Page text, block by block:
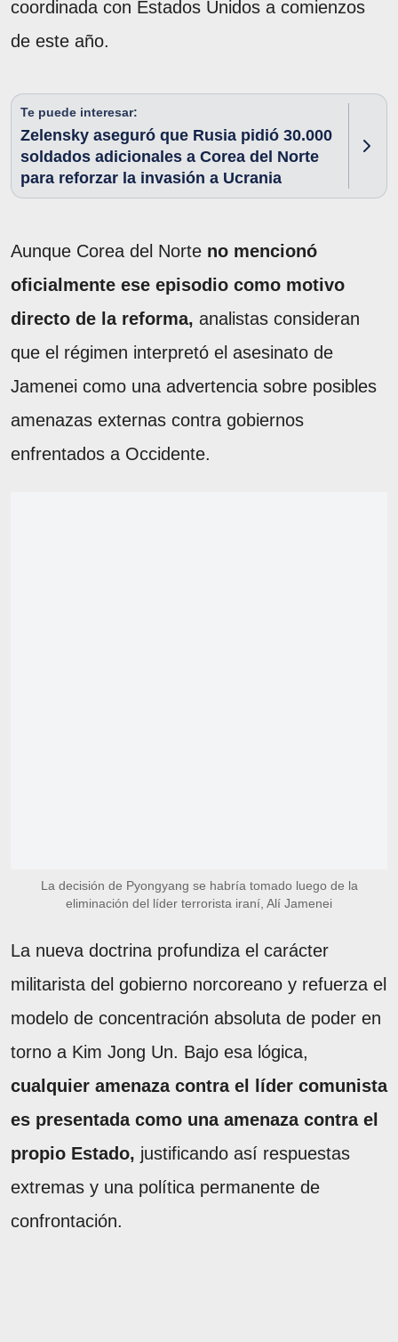
coordinada con Estados Unidos a comienzos
de este año.
Te puede interesar:
Zelensky aseguró que Rusia pidió 30.000
soldados adicionales a Corea del Norte
para reforzar la invasión a Ucrania
Aunque Corea del Norte no mencionó
oficialmente ese episodio como motivo
directo de la reforma, analistas consideran
que el régimen interpretó el asesinato de
Jamenei como una advertencia sobre posibles
amenazas externas contra gobiernos
enfrentados a Occidente.
La decisión de Pyongyang se habría tomado luego de la
eliminación del líder terrorista iraní, Alí Jamenei
La nueva doctrina profundiza el carácter
militarista del gobierno norcoreano y refuerza el
modelo de concentración absoluta de poder en
torno a Kim Jong Un. Bajo esa lógica,
cualquier amenaza contra el líder comunista
es presentada como una amenaza contra el
propio Estado, justificando así respuestas
extremas y una política permanente de
confrontación.